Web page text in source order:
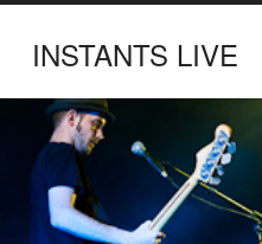
INSTANTS LIVE